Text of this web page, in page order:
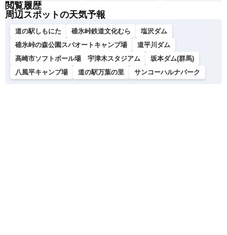
閲覧履歴
周辺スポットの天気予報
道の駅しもにた 碓氷峠鉄道文化むら
塩沢ダム
碓氷峠の森公園スパオートキャンプ場
道平川ダム
高崎市ソフトボール場 宇津木スタジアム
坂本ダム(群馬)
八風平キャンプ場
道の駅万葉の里 サンコーハルナパーク